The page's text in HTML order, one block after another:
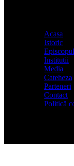
Acasa
Istoric
Episcopul
Institutii
Media
Cateheza
Parteneri
Contact
Politică